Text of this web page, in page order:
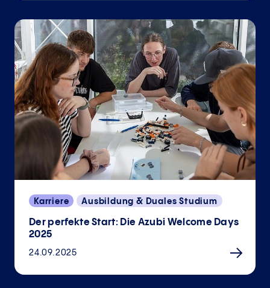
Karriere Ausbildung & Duales Studium
Der perfekte Start: Die Azubi Welcome Days
2025
24.09.2025